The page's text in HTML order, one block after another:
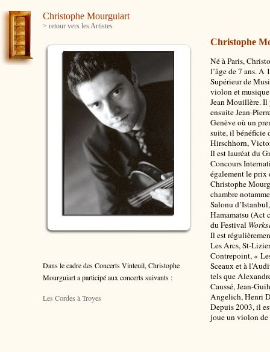
Christophe Mourguiart
> retour vers les Artistes
Christophe
Né à Paris,
l’âge de 7 ans. A
Supérieur de
violon et musique
Jean Mouillère. Il
ensuite Jean-
Genève où un
suite, il bénéficie
Hirschhorn,
Il est lauréat du
Concours
également le
Christophe
chambre
Salonu
Hamamatsu (Act
du Festival
Il est
Les Arcs, St-
Contrepoint, «
Sceaux et à
tels que
Caussé, Jean-
Angelich, Henri
Depuis 2003, il
joue un violon de
Dans le cadre des Concerts Vinteuil, Christophe
Mourguiart a participé aux concerts suivants :
Les Cordes à Troyes